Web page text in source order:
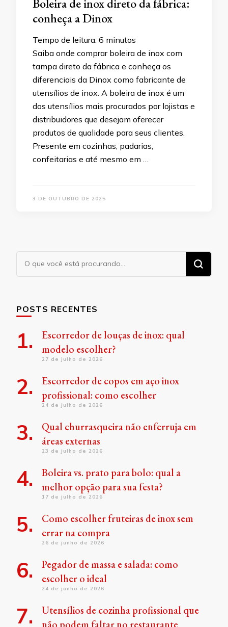
Boleira de inox direto da fábrica:
conheça a Dinox
Tempo de leitura: 6 minutos
Saiba onde comprar boleira de inox com
tampa direto da fábrica e conheça os
diferenciais da Dinox como fabricante de
utensílios de inox. A boleira de inox é um
dos utensílios mais procurados por lojistas e
distribuidores que desejam oferecer
produtos de qualidade para seus clientes.
Presente em cozinhas, padarias,
confeitarias e até mesmo em …
3 DE OUTUBRO DE 2025
Procurando
POSTS RECENTES
Escorredor de louças de inox: qual
modelo escolher?
27 de julho de 2026
Escorredor de copos em aço inox
profissional: como escolher
24 de julho de 2026
Qual churrasqueira não enferruja em
áreas externas
23 de julho de 2026
Boleira vs. prato para bolo: qual a
melhor opção para sua festa?
17 de julho de 2026
Como escolher fruteiras de inox sem
errar na compra
26 de junho de 2026
Pegador de massa e salada: como
escolher o ideal
24 de junho de 2026
Utensílios de cozinha profissional que